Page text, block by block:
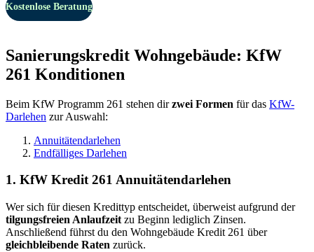
Kostenlose Beratung
Sanierungskredit Wohngebäude: KfW
261 Konditionen
Beim KfW Programm 261 stehen dirzwei Formen für das KfW-
Darlehen zur Auswahl:
Annuitätendarlehen
Endfälliges Darlehen
1. KfW Kredit 261 Annuitätendarlehen
Wer sich für diesen Kredittyp entscheidet, überweist aufgrund der
tilgungsfreien Anlaufzeit zu Beginn lediglich Zinsen.
Anschließend führst du den Wohngebäude Kredit 261 über
gleichbleibende Raten zurück.